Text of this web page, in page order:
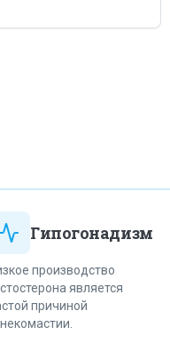
Гипогонадизм
производство
является
причиной